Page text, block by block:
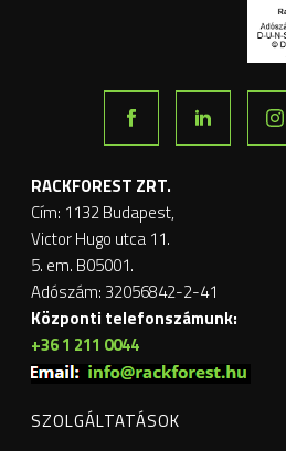
RACKFOREST ZRT.
Cím: 1132 Budapest,
Victor Hugo utca 11.
5. em. B05001.
Adószám: 32056842-2-41
Központi telefonszámunk:
+36 1 211 0044
SZOLGÁLTATÁSOK